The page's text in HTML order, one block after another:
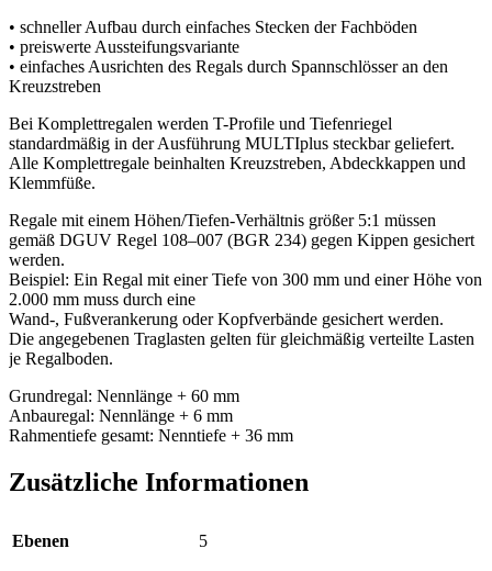
• schneller Aufbau durch einfaches Stecken der Fachböden
• preiswerte Aussteifungsvariante
• einfaches Ausrichten des Regals durch Spannschlösser an den
Kreuzstreben
Bei Komplettregalen werden T-Profile und Tiefenriegel
standardmäßig in der Ausführung MULTIplus steckbar geliefert.
Alle Komplettregale beinhalten Kreuzstreben, Abdeckkappen und
Klemmfüße.
Regale mit einem Höhen/Tiefen-Verhältnis größer 5:1 müssen
gemäß DGUV Regel 108–007 (BGR 234) gegen Kippen gesichert
werden.
Beispiel: Ein Regal mit einer Tiefe von 300 mm und einer Höhe von
2.000 mm muss durch eine
Wand-, Fußverankerung oder Kopfverbände gesichert werden.
Die angegebenen Traglasten gelten für gleichmäßig verteilte Lasten
je Regalboden.
Grundregal: Nennlänge + 60 mm
Anbauregal: Nennlänge + 6 mm
Rahmentiefe gesamt: Nenntiefe + 36 mm
Zusätzliche Informationen
Ebenen 5